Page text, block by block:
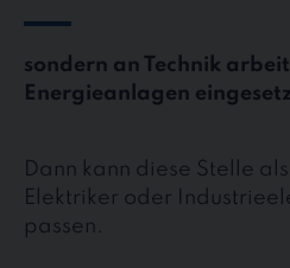
sondern an Technik
Energieanlagen
Dann kann diese Stelle
Elektriker oder
passen.